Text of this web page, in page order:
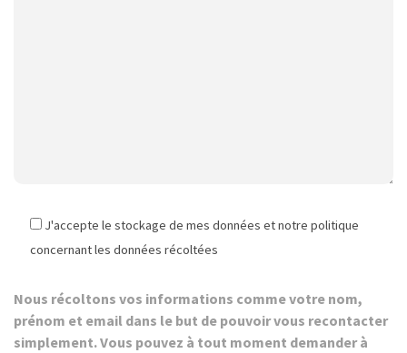
J'accepte le stockage de mes données et notre politique
concernant les données récoltées
Nous récoltons vos informations comme votre nom,
prénom et email dans le but de pouvoir vous recontacter
simplement. Vous pouvez à tout moment demander à